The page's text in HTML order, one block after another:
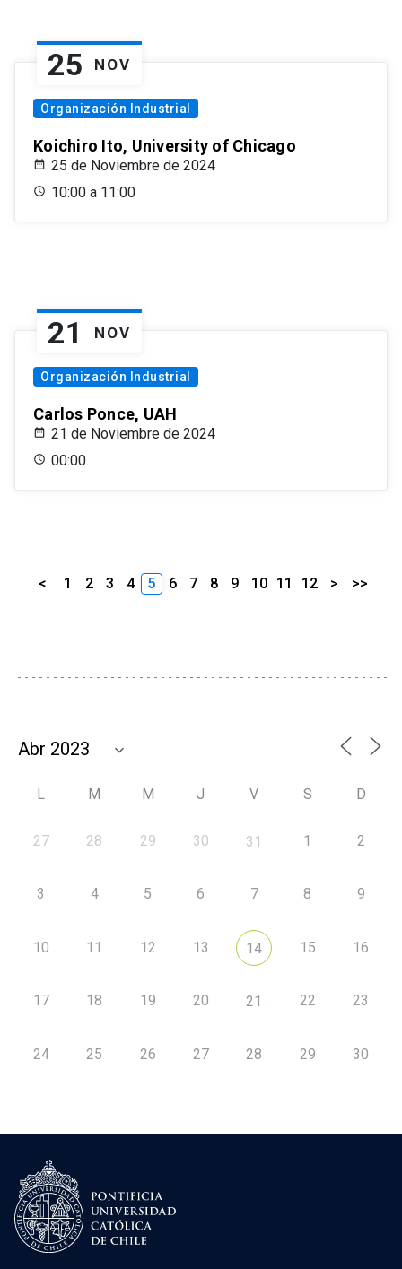
25 NOV
Organización Industrial
Koichiro Ito, University of Chicago
25 de Noviembre de 2024
10:00 a 11:00
21 NOV
Organización Industrial
Carlos Ponce, UAH
21 de Noviembre de 2024
00:00
< 1 2 3 4 5 6 7 8 9 10 11 12 > >>
L M M J V S D
27 28 29 30 31 1 2
3 4 5 6 7 8 9
10 11 12 13 14 15 16
17 18 19 20 21 22 23
24 25 26 27 28 29 30